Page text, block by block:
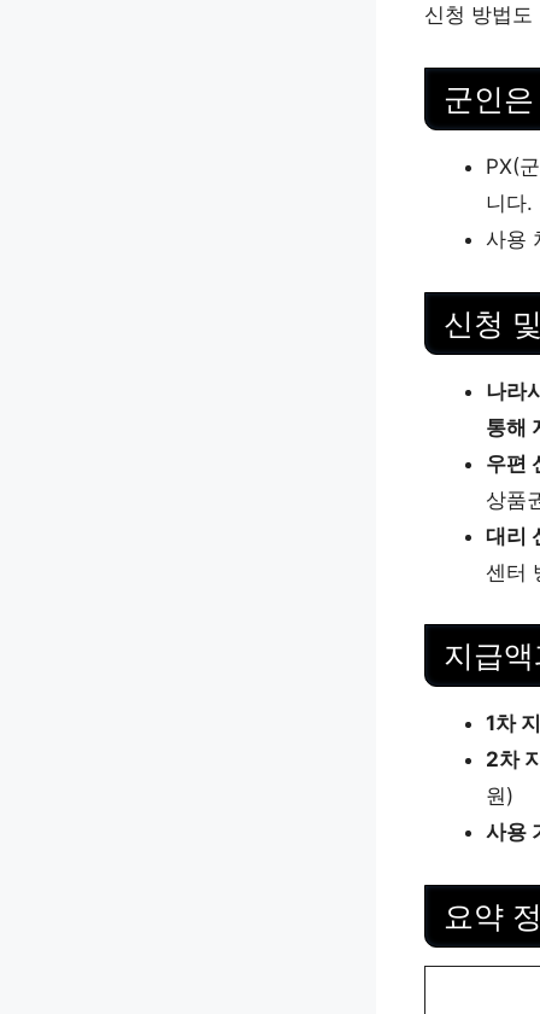
신청 방법
군인
PX(
니다.
사용
신청
나라
통해
우편
상품
대리
센터
지급
1차
2차
원)
사용
요약